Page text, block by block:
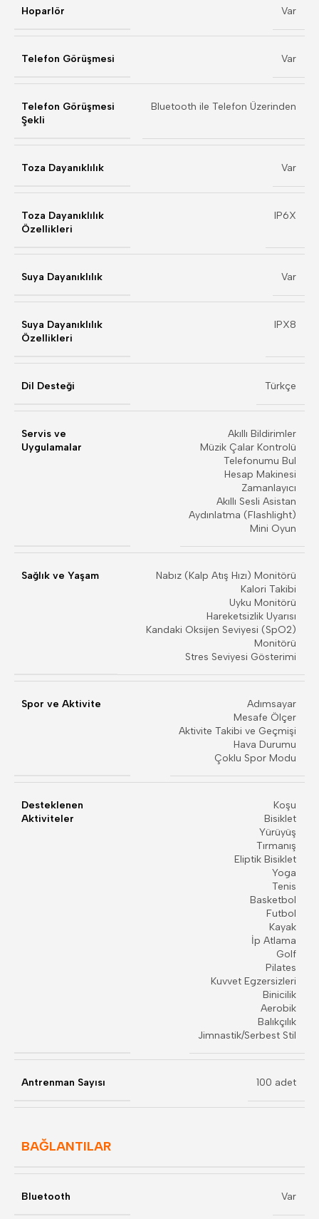
Hoparlör Var
Telefon Görüşmesi Var
Telefon Görüşmesi
Şekli
Bluetooth ile Telefon Üzerinden
Toza Dayanıklılık Var
Toza Dayanıklılık
Özellikleri
IP6X
Suya Dayanıklılık Var
Suya Dayanıklılık
Özellikleri
IPX8
Dil Desteği Türkçe
Servis ve
Uygulamalar
Akıllı Bildirimler
Müzik Çalar Kontrolü
Telefonumu Bul
Hesap Makinesi
Zamanlayıcı
Akıllı Sesli Asistan
Aydınlatma (Flashlight)
Mini Oyun
Sağlık ve Yaşam
Nabız (Kalp Atış Hızı) Monitörü
Kalori Takibi
Uyku Monitörü
Hareketsizlik Uyarısı
Kandaki Oksijen Seviyesi (SpO2)
Monitörü
Stres Seviyesi Gösterimi
Spor ve Aktivite
Adımsayar
Mesafe Ölçer
Aktivite Takibi ve Geçmişi
Hava Durumu
Çoklu Spor Modu
Desteklenen
Aktiviteler
Koşu
Bisiklet
Yürüyüş
Tırmanış
Eliptik Bisiklet
Yoga
Tenis
Basketbol
Futbol
Kayak
İp Atlama
Golf
Pilates
Kuvvet Egzersizleri
Binicilik
Aerobik
Balıkçılık
Jimnastik/Serbest Stil
Antrenman Sayısı 100 adet
BAĞLANTILAR
Bluetooth Var